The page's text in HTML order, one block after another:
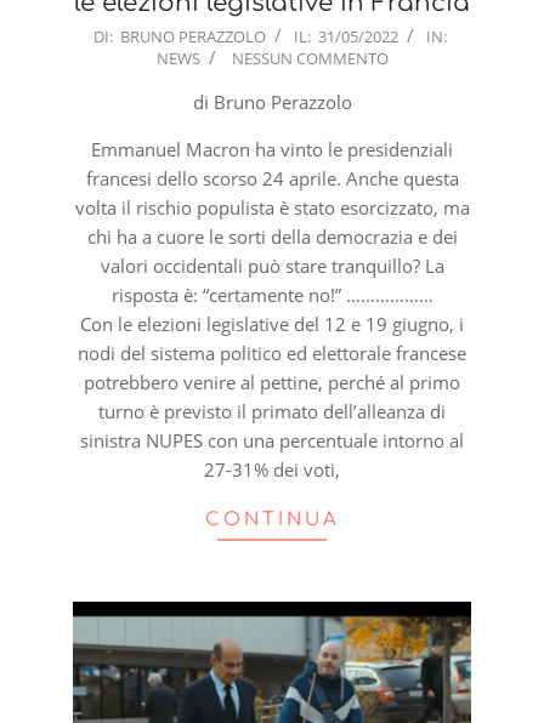
2022-
DI: BRUNO PERAZZOLO IL: 31/05/2022
IN:
NEWS
NESSUN COMMENTO
di Bruno Perazzolo
Emmanuel Macron ha vinto le presidenziali
francesi dello scorso 24 aprile. Anche questa
volta il rischio populista è stato esorcizzato, ma
chi ha a cuore le sorti della democrazia e dei
valori occidentali può stare tranquillo? La
risposta è: “certamente no!” ………………
Con le elezioni legislative del 12 e 19 giugno, i
nodi del sistema politico ed elettorale francese
potrebbero venire al pettine, perché al primo
turno è previsto il primato dell’alleanza di
sinistra NUPES con una percentuale intorno al
27-31% dei voti,
CONTINUA